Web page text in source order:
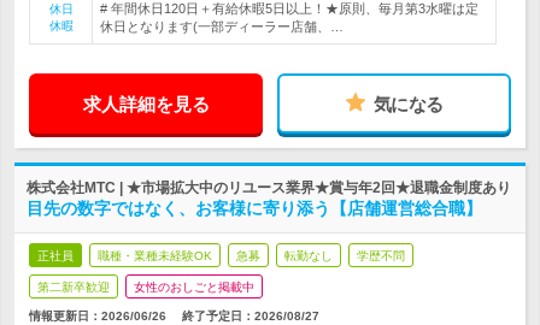
休日
休暇
# 年間休日120日＋有給休暇5日以上！★原則、毎月第3水曜は定
休日となります(一部ディーラー店舗、…
求人詳細を見る 気になる
株式会社MTC | ★市場拡大中のリユース業界★賞与年2回★退職金制度あり
目先の数字ではなく、お客様に寄り添う【店舗運営総合職】
正社員 職種・業種未経験OK 急募 転勤なし 学歴不問
第二新卒歓迎 女性のおしごと掲載中
情報更新日：2026/06/26 終了予定日： 2026/08/27